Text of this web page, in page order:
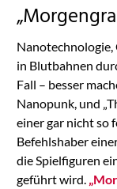
Nanotechnologie,
in Blutbahnen
Fall – besser
Nanopunk, und
einer gar nicht so
Befehlshaber
die Spielfiguren
geführt wird.